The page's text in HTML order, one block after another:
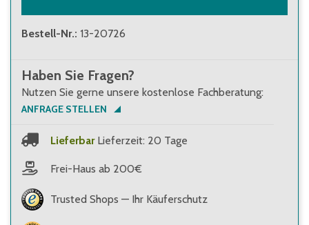
Bestell-Nr.: 13-20726
Haben Sie Fragen?
Nutzen Sie gerne unsere kostenlose Fachberatung:
ANFRAGE STELLEN
Lieferbar Lieferzeit: 20 Tage
Frei-Haus ab 200€
Trusted Shops — Ihr Käuferschutz